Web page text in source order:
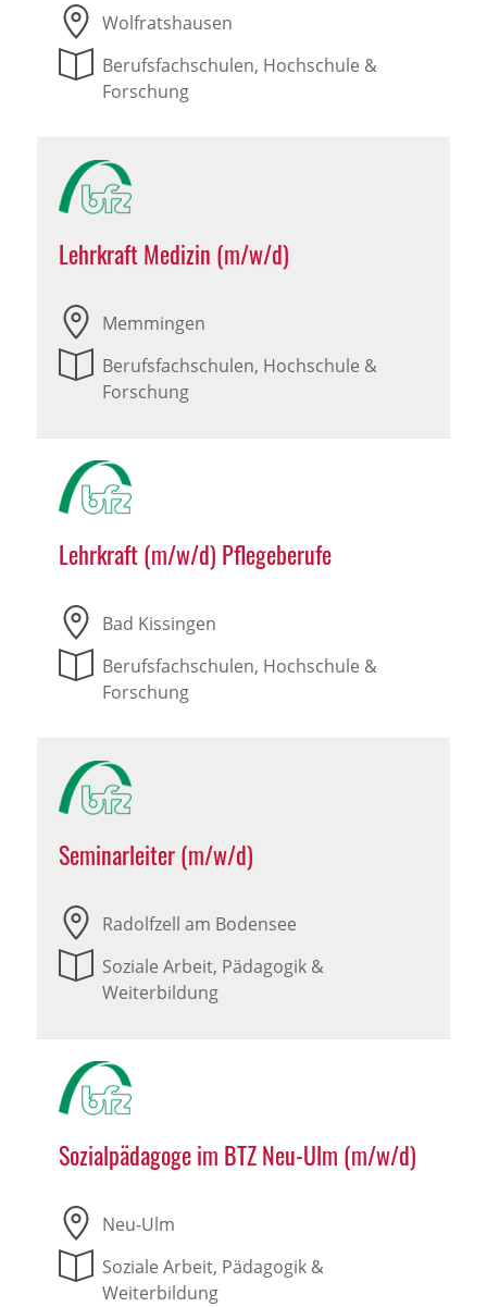
Wolfratshausen
Berufsfachschulen, Hochschule &
Forschung
Lehrkraft Medizin (m/w/d)
Memmingen
Berufsfachschulen, Hochschule &
Forschung
Lehrkraft (m/w/d) Pflegeberufe
Bad Kissingen
Berufsfachschulen, Hochschule &
Forschung
Seminarleiter (m/w/d)
Radolfzell am Bodensee
Soziale Arbeit, Pädagogik &
Weiterbildung
Sozialpädagoge im BTZ Neu-Ulm (m/w/d)
Neu-Ulm
Soziale Arbeit, Pädagogik &
Weiterbildung